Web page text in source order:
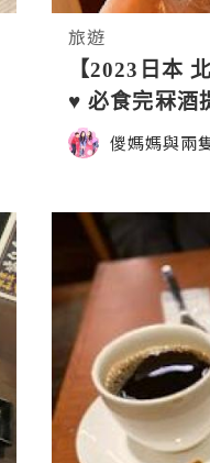
旅遊
【2023日本
♥ 必食完冧酒
酒糖 + 草莓朱
儍媽媽與兩